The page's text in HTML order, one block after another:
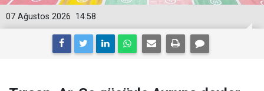
14:58
07 Ağustos 2026